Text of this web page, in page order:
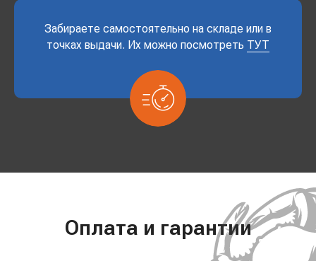
Забираете самостоятельно на складе или в
точках выдачи. Их можно посмотреть ТУТ
Оплата и гарантии